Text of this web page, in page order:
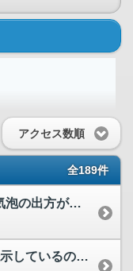
アクセス数順
全189件
ホットあわー使用時、日によって気泡の出方が変わるのですが
リモコンに給湯温度が「--」℃と表示しているのですが